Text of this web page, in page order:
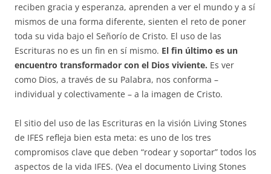
reciben gracia y esperanza, aprenden a ver el mundo y a sí
mismos de una forma diferente, sienten el reto de poner
toda su vida bajo el Señorío de Cristo. El uso de las
Escrituras no es un fin en sí mismo. El fin último es un
encuentro transformador con el Dios viviente. Es ver
como Dios, a través de su Palabra, nos conforma –
individual y colectivamente – a la imagen de Cristo.
El sitio del uso de las Escrituras en la visión Living Stones
de IFES refleja bien esta meta: es uno de los tres
compromisos clave que deben “rodear y soportar” todos los
aspectos de la vida IFES. (Vea el documento Living Stones